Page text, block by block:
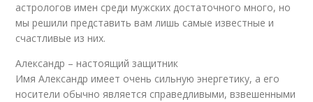
астрологов имен среди мужских достаточного много, но
мы решили представить вам лишь самые известные и
счастливые из них.
Александр – настоящий защитник
Имя Александр имеет очень сильную энергетику, а его
носители обычно является справедливыми, взвешенными